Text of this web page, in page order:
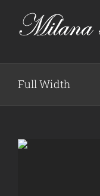
content
Full Width